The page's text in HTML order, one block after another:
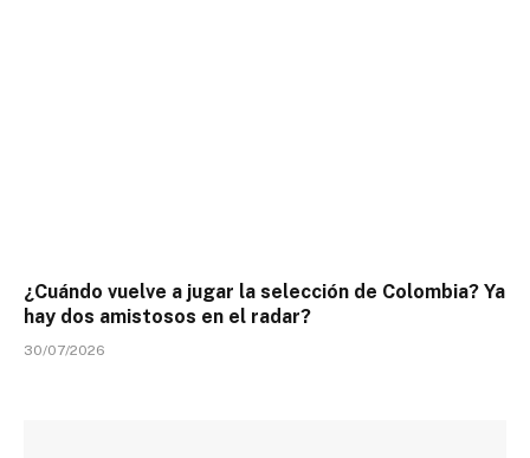
¿Cuándo vuelve a jugar la selección de Colombia? Ya
hay dos amistosos en el radar?
30/07/2026